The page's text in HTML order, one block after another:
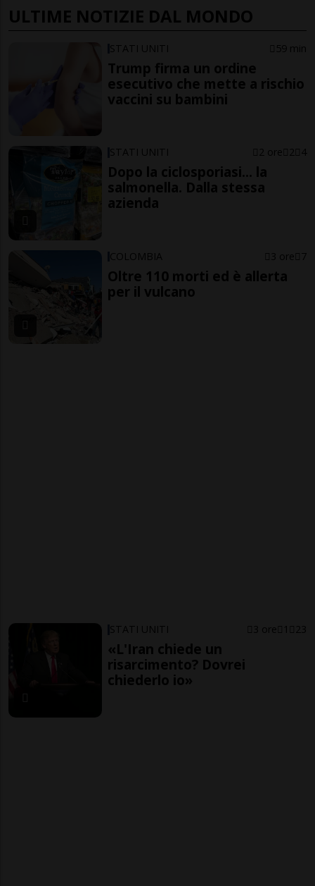
ULTIME NOTIZIE DAL MONDO
STATI UNITI 59 min
Trump firma un ordine
esecutivo che mette a rischio
vaccini su bambini
STATI UNITI 2 ore 2 4
Dopo la ciclosporiasi... la
salmonella. Dalla stessa
azienda
COLOMBIA 3 ore 7
Oltre 110 morti ed è allerta
per il vulcano
STATI UNITI 3 ore 1 23
«L'Iran chiede un
risarcimento? Dovrei
chiederlo io»